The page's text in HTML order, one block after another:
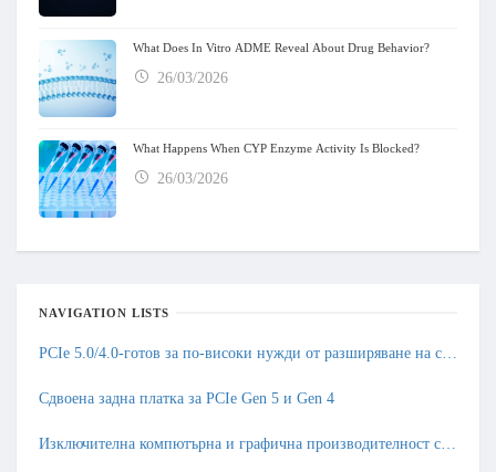
What Does In Vitro ADME Reveal About Drug Behavior?
26/03/2026
What Happens When CYP Enzyme Activity Is Blocked?
26/03/2026
NAVIGATION LISTS
Сдвоена задна платка за PCIe Gen 5 и Gen 4